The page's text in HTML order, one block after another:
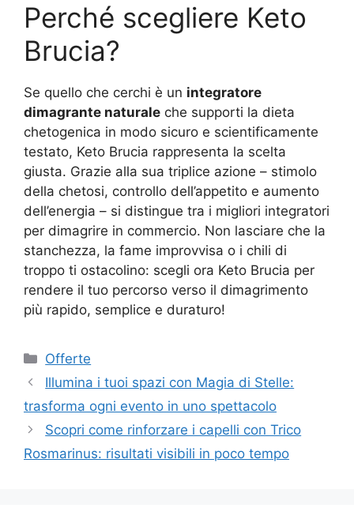
Perché scegliere Keto
Brucia?
Se quello che cerchi è un integratore
dimagrante naturale che supporti la dieta
chetogenica in modo sicuro e scientificamente
testato, Keto Brucia rappresenta la scelta
giusta. Grazie alla sua triplice azione – stimolo
della chetosi, controllo dell’appetito e aumento
dell’energia – si distingue tra i migliori integratori
per dimagrire in commercio. Non lasciare che la
stanchezza, la fame improvvisa o i chili di
troppo ti ostacolino: scegli ora Keto Brucia per
rendere il tuo percorso verso il dimagrimento
più rapido, semplice e duraturo!
Categorie
Offerte
Illumina i tuoi spazi con Magia di Stelle:
trasforma ogni evento in uno spettacolo
Scopri come rinforzare i capelli con Trico
Rosmarinus: risultati visibili in poco tempo